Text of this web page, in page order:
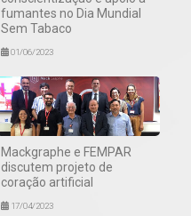
fumantes no Dia Mundial
Sem Tabaco
01/06/2023
Mackgraphe e FEMPAR
discutem projeto de
coração artificial
17/04/2023